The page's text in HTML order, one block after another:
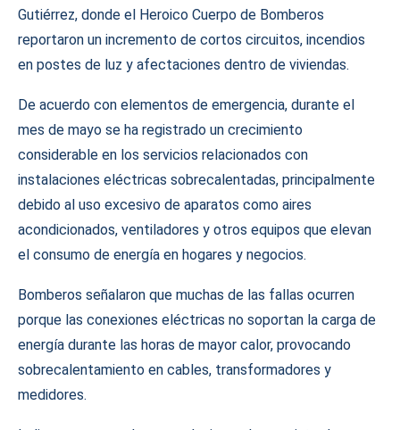
Gutiérrez, donde el Heroico Cuerpo de Bomberos
reportaron un incremento de cortos circuitos, incendios
en postes de luz y afectaciones dentro de viviendas.
De acuerdo con elementos de emergencia, durante el
mes de mayo se ha registrado un crecimiento
considerable en los servicios relacionados con
instalaciones eléctricas sobrecalentadas, principalmente
debido al uso excesivo de aparatos como aires
acondicionados, ventiladores y otros equipos que elevan
el consumo de energía en hogares y negocios.
Bomberos señalaron que muchas de las fallas ocurren
porque las conexiones eléctricas no soportan la carga de
energía durante las horas de mayor calor, provocando
sobrecalentamiento en cables, transformadores y
medidores.